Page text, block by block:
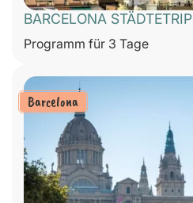
BARCELONA STÄDTETRIP
Programm für 3 Tage
Barcelona